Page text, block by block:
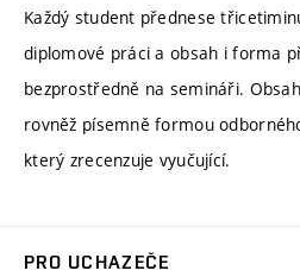
Každý student přednese
diplomové práci a obsah i forma
bezprostředně na semináři.
rovněž písemně formou
který zrecenzuje vyučující.
PRO UCHAZEČE